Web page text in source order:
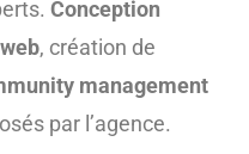
Conception
, création de
management
par l’agence.